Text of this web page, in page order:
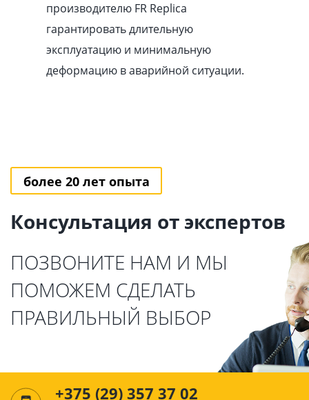
производителю FR Replica
гарантировать длительную
эксплуатацию и минимальную
деформацию в аварийной ситуации.
более 20 лет опыта
Консультация от экспертов
ПОЗВОНИТЕ НАМ И МЫ
ПОМОЖЕМ СДЕЛАТЬ
ПРАВИЛЬНЫЙ ВЫБОР
+375 (29) 357 37 02